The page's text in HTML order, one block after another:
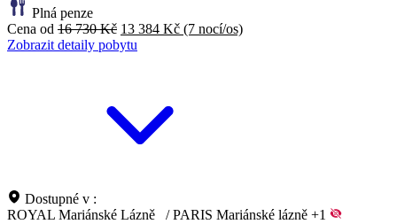
Plná penze
Cena od 16 730 Kč 13 384 Kč (7 nocí/os)
Zobrazit detaily pobytu
Dostupné v :
ROYAL Mariánské Lázně
/ PARIS Mariánské lázně +1